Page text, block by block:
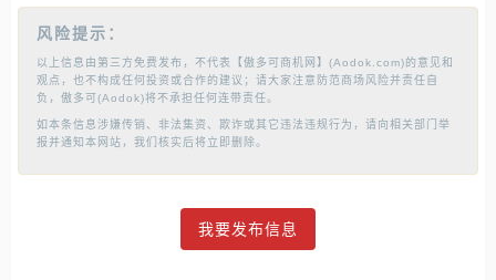
风险提示：
以上信息由第三方免费发布，不代表【傲多可商机网】(Aodok.com)的意见和
观点，也不构成任何投资或合作的建议；请大家注意防范商场风险并责任自
负，傲多可(Aodok)将不承担任何连带责任。
如本条信息涉嫌传销、非法集资、欺诈或其它违法违规行为，请向相关部门举
报并通知本网站，我们核实后将立即删除。
我要发布信息